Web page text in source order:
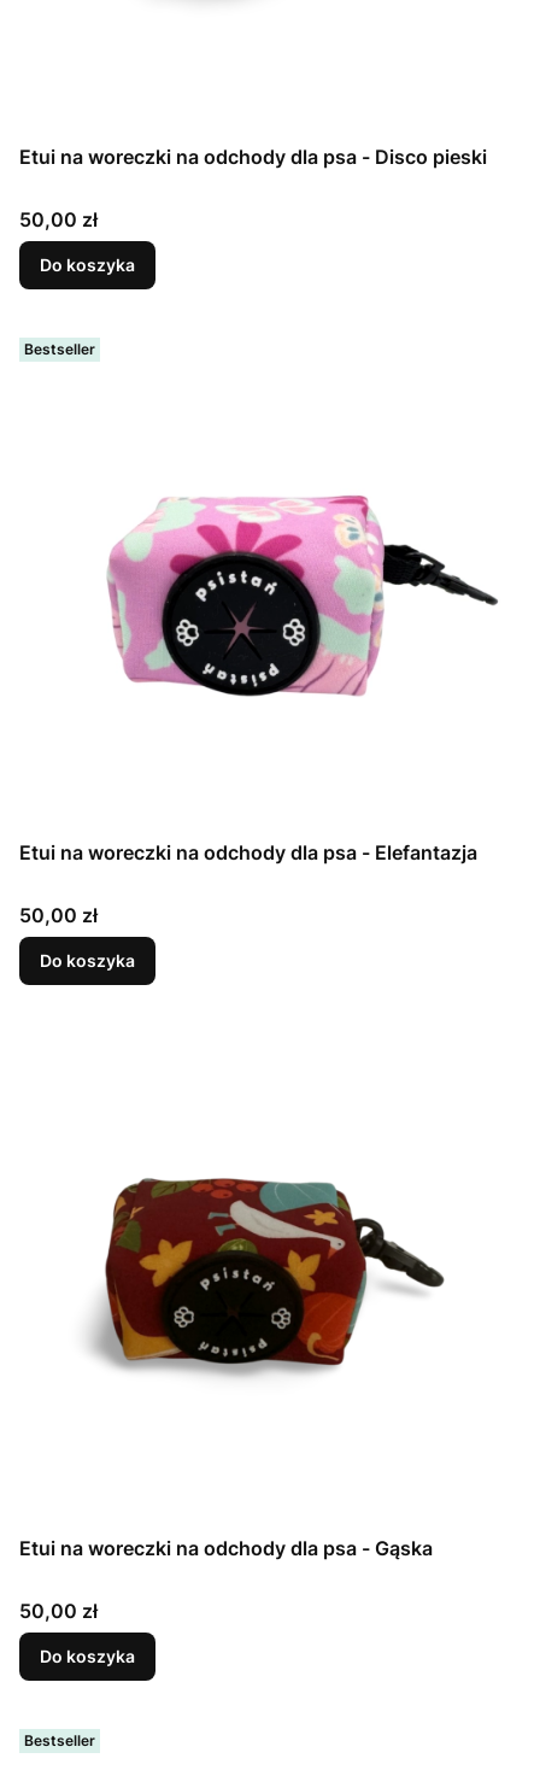
Etui na woreczki na odchody dla psa - Disco pieski
Cena
50,00 zł
Do koszyka
Bestseller
Etui na woreczki na odchody dla psa - Elefantazja
Cena
50,00 zł
Do koszyka
Etui na woreczki na odchody dla psa - Gąska
Cena
50,00 zł
Do koszyka
Bestseller